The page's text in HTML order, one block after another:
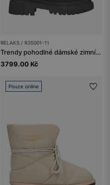
RELAKS / R35001-11
Trendy pohodlné dámské zimní sněhule s vysokou podrážkou
3799.00 Kč
Pouze online